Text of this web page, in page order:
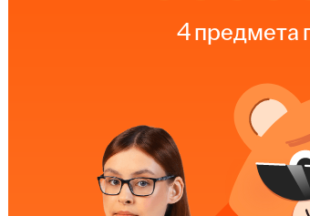
4 предмета